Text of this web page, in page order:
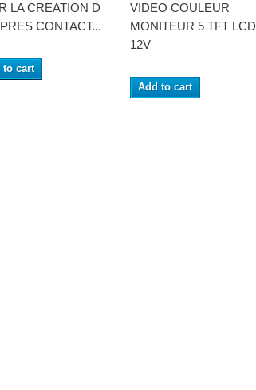
LA CREATION D
CONTACT...
to cart
VIDEO COULEUR
MONITEUR 5 TFT LCD
12V
Add to cart